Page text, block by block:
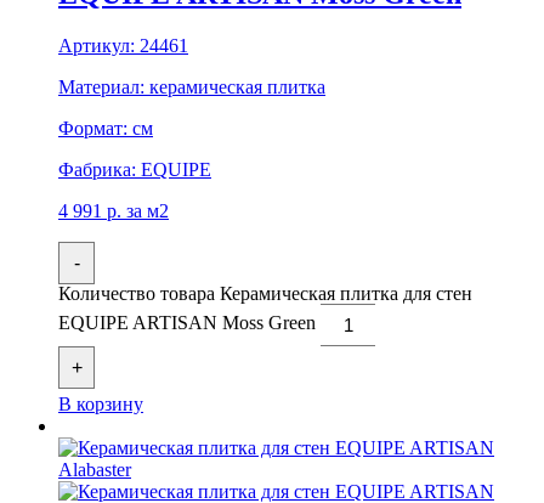
Артикул: 24461
Материал: керамическая плитка
Формат: см
Фабрика: EQUIPE
4 991 р. за м2
-
Количество товара Керамическая плитка для стен
EQUIPE ARTISAN Moss Green
+
В корзину